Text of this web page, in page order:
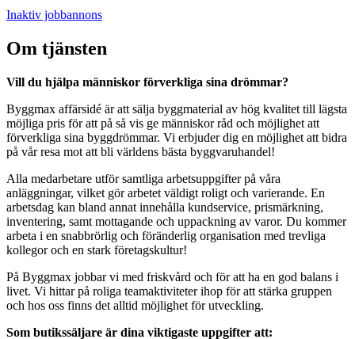
Inaktiv jobbannons
Om tjänsten
Vill du hjälpa människor förverkliga sina drömmar?
Byggmax affärsidé är att sälja byggmaterial av hög kvalitet till lägsta
möjliga pris för att på så vis ge människor råd och möjlighet att
förverkliga sina byggdrömmar. Vi erbjuder dig en möjlighet att bidra
på vår resa mot att bli världens bästa byggvaruhandel!
Alla medarbetare utför samtliga arbetsuppgifter på våra
anläggningar, vilket gör arbetet väldigt roligt och varierande. En
arbetsdag kan bland annat innehålla kundservice, prismärkning,
inventering, samt mottagande och uppackning av varor. Du kommer
arbeta i en snabbrörlig och föränderlig organisation med trevliga
kollegor och en stark företagskultur!
På Byggmax jobbar vi med friskvård och för att ha en god balans i
livet. Vi hittar på roliga teamaktiviteter ihop för att stärka gruppen
och hos oss finns det alltid möjlighet för utveckling.
Som butikssäljare är dina viktigaste uppgifter att: